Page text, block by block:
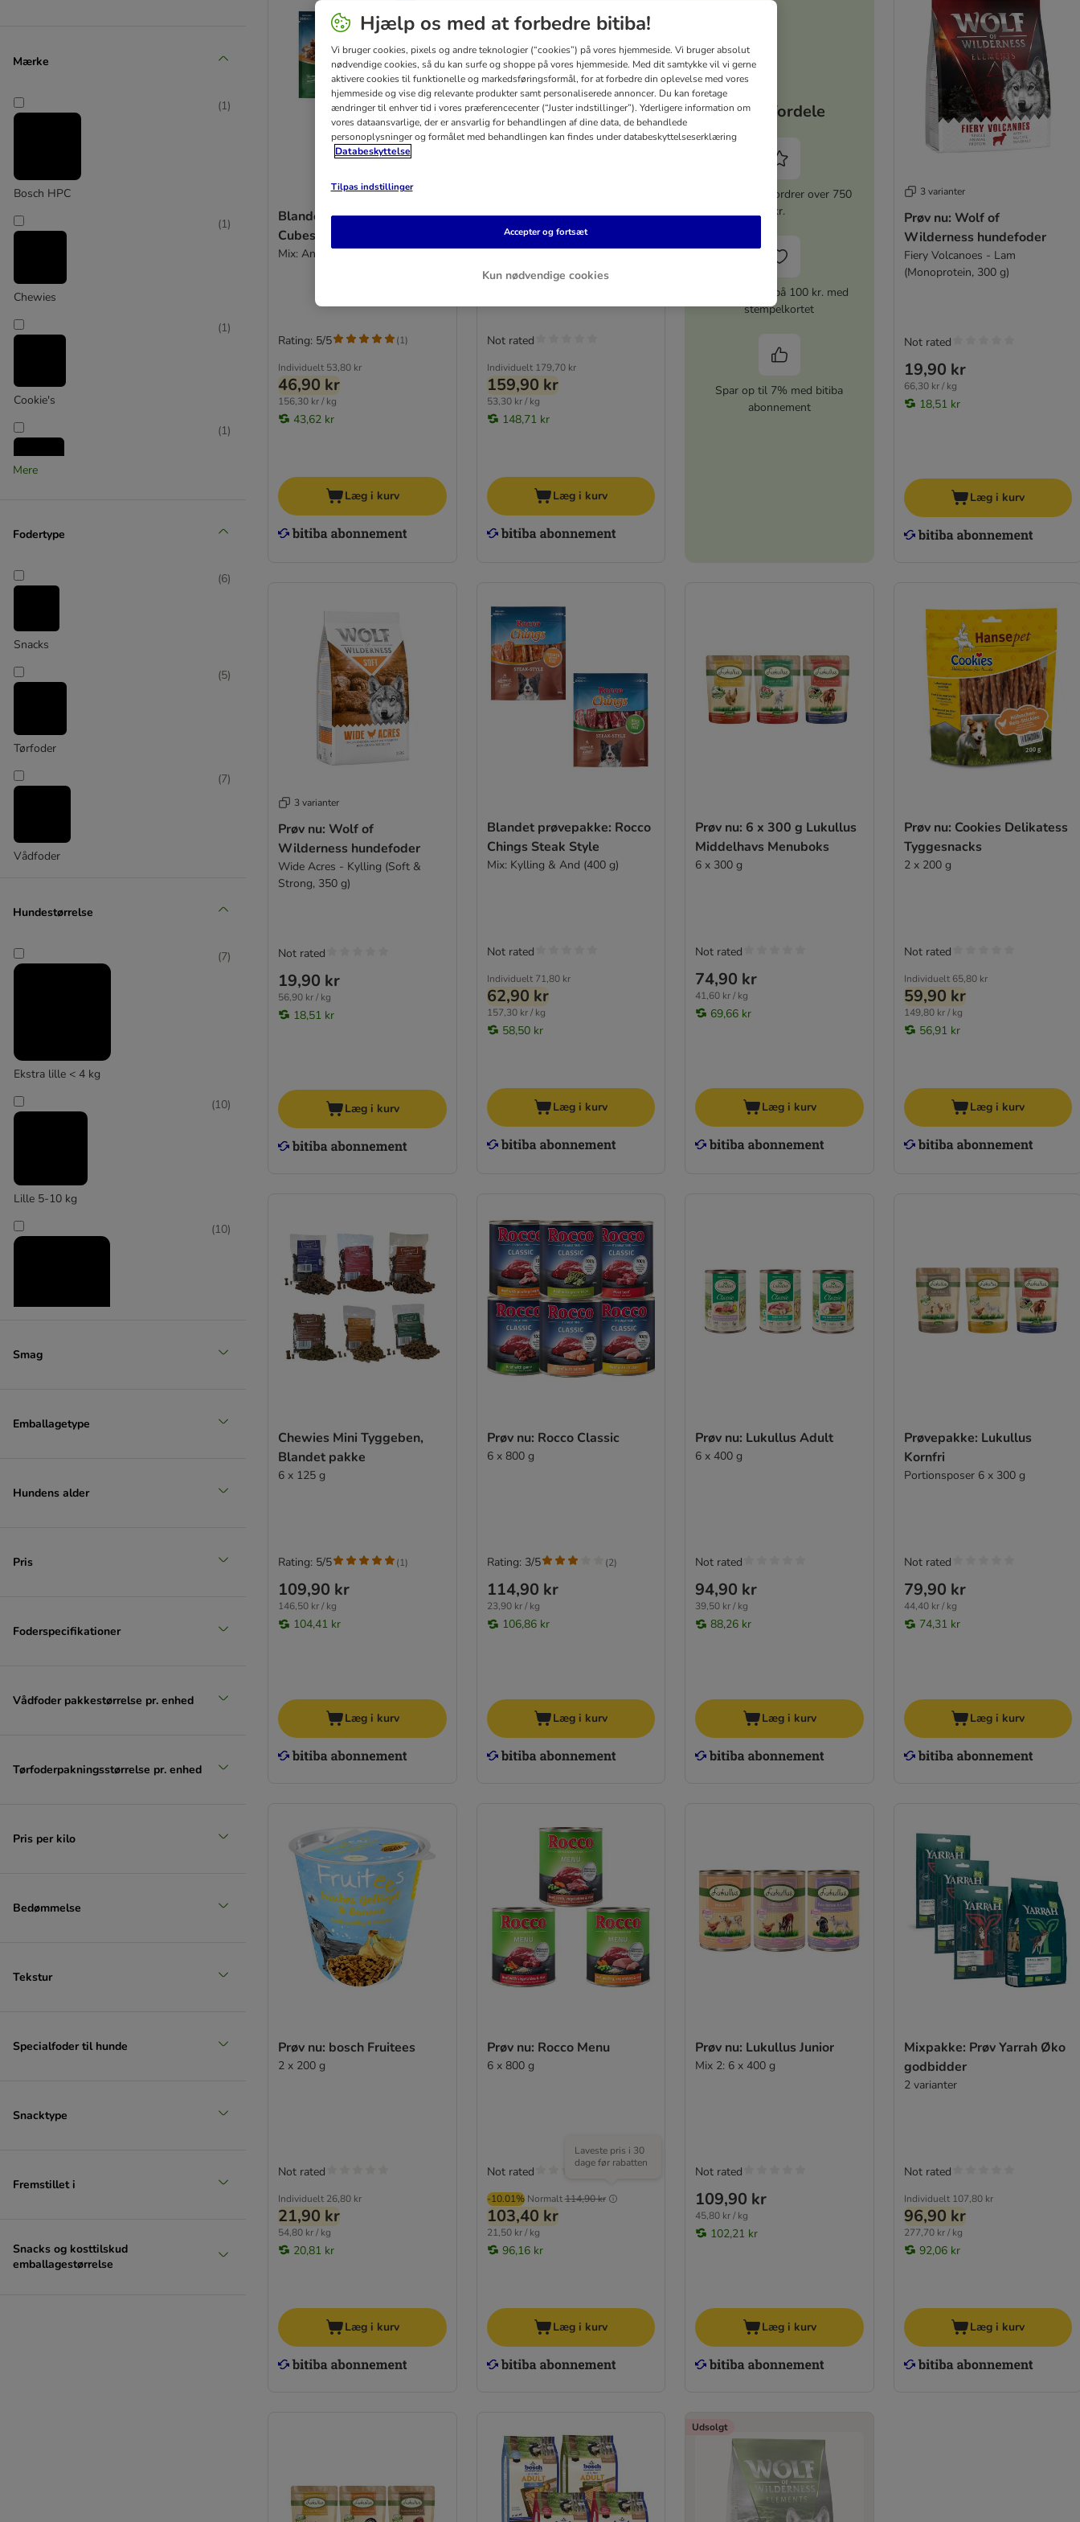
Mærke
Bosch HPC
(1)
Chewies
(1)
Cookie's
(1)
(1)
(5)
Mere
Fodertype
Snacks
(6)
Tørfoder
(5)
Vådfoder
(7)
Hundestørrelse
Ekstra lille < 4 kg
(7)
Lille 5-10 kg
(10)
(10)
Ekstra stor > 45 kg
Smag
Emballagetype
Hundens alder
Pris
Foderspecifikationer
Vådfoder pakkestørrelse pr. enhed
Tørfoderpakningsstørrelse pr. enhed
Pris per kilo
Bedømmelse
Tekstur
Specialfoder til hunde
Snacktype
Fremstillet i
Snacks og kosttilskud
emballagestørrelse
Blandet prøvepakke: Rocco
Cubes
Mix: And & Kylling
Individuelt 53,80 kr
46,90 kr
156,30 kr / kg
43,62 kr
Rating: 5/5 (1)
Læg i kurv
Prøv nu: Wolf of
Wilderness Adult Soft
3 x 1 kg
Individuelt 179,70 kr
159,90 kr
53,30 kr / kg
148,71 kr
Not rated
Læg i kurv
Dine fordele
5% rabat for ordrer over 750
kr.
Værdikupon på 100 kr. med
stempelkortet
Spar op til 7% med bitiba
abonnement
3 varianter
Prøv nu: Wolf of
Wilderness hundefoder
Fiery Volcanoes - Lam
(Monoprotein, 300 g)
19,90 kr
66,30 kr / kg
18,51 kr
Not rated
Læg i kurv
3 varianter
Prøv nu: Wolf of
Wilderness hundefoder
Wide Acres - Kylling (Soft &
Strong, 350 g)
19,90 kr
56,90 kr / kg
18,51 kr
Not rated
Læg i kurv
Blandet prøvepakke: Rocco
Chings Steak Style
Mix: Kylling & And (400 g)
Individuelt 71,80 kr
62,90 kr
157,30 kr / kg
58,50 kr
Not rated
Læg i kurv
Prøv nu: 6 x 300 g Lukullus
Middelhavs Menuboks
6 x 300 g
74,90 kr
41,60 kr / kg
69,66 kr
Not rated
Læg i kurv
Prøv nu: Cookies Delikatess
Tyggesnacks
2 x 200 g
Individuelt 65,80 kr
59,90 kr
149,80 kr / kg
56,91 kr
Not rated
Læg i kurv
Chewies Mini Tyggeben,
Blandet pakke
6 x 125 g
109,90 kr
146,50 kr / kg
104,41 kr
Rating: 5/5 (1)
Læg i kurv
Prøv nu: Rocco Classic
6 x 800 g
114,90 kr
23,90 kr / kg
106,86 kr
Rating: 3/5 (2)
Læg i kurv
Prøv nu: Lukullus Adult
6 x 400 g
94,90 kr
39,50 kr / kg
88,26 kr
Not rated
Læg i kurv
Prøvepakke: Lukullus
Kornfri
Portionsposer 6 x 300 g
79,90 kr
44,40 kr / kg
74,31 kr
Not rated
Læg i kurv
Prøv nu: bosch Fruitees
2 x 200 g
Individuelt 26,80 kr
21,90 kr
54,80 kr / kg
20,81 kr
Not rated
Læg i kurv
Prøv nu: Rocco Menu
6 x 800 g
-10.01% Normalt114,90 kr
Laveste pris i 30
dage før rabatten
103,40 kr
21,50 kr / kg
96,16 kr
Not rated
Læg i kurv
Prøv nu: Lukullus Junior
Mix 2: 6 x 400 g
109,90 kr
45,80 kr / kg
102,21 kr
Not rated
Læg i kurv
Mixpakke: Prøv Yarrah Øko
godbidder
2 varianter
Individuelt 107,80 kr
96,90 kr
277,70 kr / kg
92,06 kr
Not rated
Læg i kurv
Udsolgt
Hjælp os med at forbedre bitiba!
Vi bruger cookies, pixels og andre teknologier (“cookies”) på vores hjemmeside. Vi bruger absolut
nødvendige cookies, så du kan surfe og shoppe på vores hjemmeside. Med dit samtykke vil vi gerne
aktivere cookies til funktionelle og markedsføringsformål, for at forbedre din oplevelse med vores
hjemmeside og vise dig relevante produkter samt personaliserede annoncer. Du kan foretage
ændringer til enhver tid i vores præferencecenter (“Juster indstillinger”). Yderligere information om
vores dataansvarlige, der er ansvarlig for behandlingen af ​​dine data, de behandlede
personoplysninger og formålet med behandlingen kan findes under databeskyttelseserklæring
Databeskyttelse
Tilpas indstillinger
Kun nødvendige cookies
Accepter og fortsæt